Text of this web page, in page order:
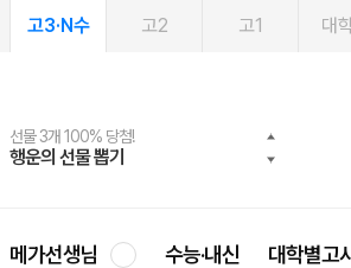
고3·N수 고2 고1 대
선물 3개 100% 당첨!
행운의 선물 뽑기
선물 100% 증정!
메가스터디 X 올리브
여름방학 스터디 캐시백
메가런 썸머스쿨
2027 러셀 단과
강사 공개선발
스마트러닝앱
설문 EVENT
메가패스
3일 무료 체험권
메가패스 수강생 무료혜택!
메가클럽 멤버십
사회공헌 캠페인
희망이룸 메가나눔
메가선생님 수능·내신 대학별고